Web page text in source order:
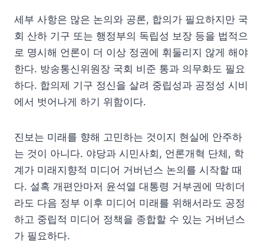
세부 사항은 많은 논의와 공론, 합의가 필요하지만 국
회 산하 기구 또는 행정부의 독립성 보장 등을 법적으
로 명시해 언론이 더 이상 정권에 휘둘리지 않게 해야
한다. 방송통신위원장 국회 비준 통과 의무화도 필요
하다. 합의제 기구 정신을 살려 중립성과 공정성 시비
에서 벗어나게 하기 위함이다.
진보는 미래를 향해 고민하는 것이지 현실에 안주하
는 것이 아니다. 야당과 시민사회, 언론개혁 단체, 학
계가 미래지향적 미디어 거버넌스 논의를 시작할 때
다. 설혹 개편안마저 윤석열 대통령 거부권에 막히더
라도 다음 정부 이후 미디어 미래를 위해서라도 공정
하고 중립적 미디어 정책을 종합할 수 있는 거버넌스
가 필요하다.